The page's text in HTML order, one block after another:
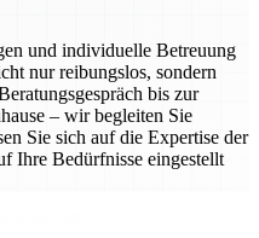
und individuelle Betreuung
nur reibungslos, sondern
bis zur
– wir begleiten Sie
Sie sich auf die Expertise der
Ihre Bedürfnisse eingestellt